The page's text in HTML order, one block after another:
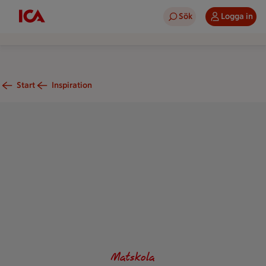
Sök Logga in
Start Inspiration
Matskola